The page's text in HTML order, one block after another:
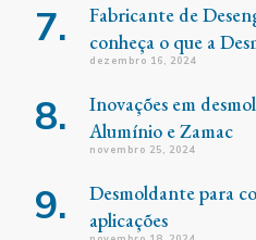
Fabricante de
conheça o que a
dezembro 16, 2024
Inovações em
Alumínio e Zamac
novembro 25, 2024
Desmoldante para
aplicações